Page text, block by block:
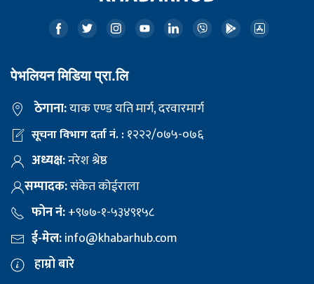
पेभलियन मिडिया प्रा.लि
ठेगाना:याक एण्ड यति मार्ग, दरवारमार्ग
सूचना विभाग दर्ता नं. :१२२२/०७५-०७६
अध्यक्ष:नरेश श्रेष्ठ
सम्पादक:संकेत कोईराला
फोन नं:+९७७-१-५३४९१५८
ई-मेल:info@khabarhub.com
हाम्रो बारे